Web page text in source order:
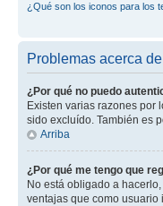
¿Qué son los iconos para los
Problemas acerca
¿Por qué no puedo
Existen varias razones por
sido excluído. También es
Arriba
¿Por qué me tengo que
No está obligado a
ventajas que como usuario